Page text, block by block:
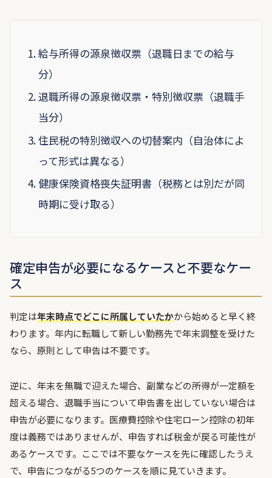
給与所得の源泉徴収票（退職日までの給与
分）
退職所得の源泉徴収票・特別徴収票（退職手
当分）
住民税の特別徴収への切替案内（自治体によ
って形式は異なる）
健康保険資格喪失証明書（税務とは別だが同
時期に受け取る）
確定申告が必要になるケースと不要なケー
ス
判定は年末時点でどこに所属していたかから始めると早く終
わります。年内に転職して新しい勤務先で年末調整を受けた
なら、原則として申告は不要です。
逆に、年末を無職で迎えた場合、副業などの所得が一定額を
超える場合、退職手当について申告書を出していない場合は
申告が必要になります。医療費控除や住宅ローン控除の初年
度は義務ではありませんが、申告すれば税金が戻る可能性が
あるケースです。ここでは不要なケースを先に確認したうえ
で、申告につながる5つのケースを順に見ていきます。